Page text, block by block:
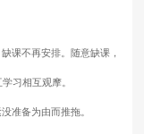
课不再安排。随意缺课，
习相互观摩。
准备为由而推拖。